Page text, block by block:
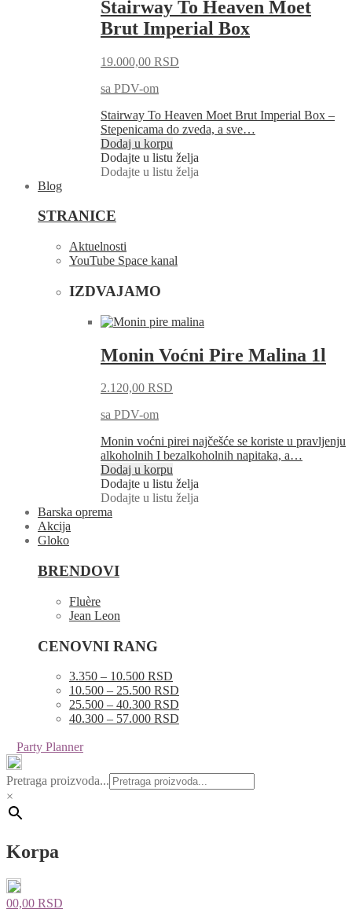
Stairway To Heaven Moet
Brut Imperial Box
19.000,00 RSD
sa PDV-om
Stairway To Heaven Moet Brut Imperial Box –
Stepenicama do zveda, a sve…
Dodaj u korpu
Dodajte u listu želja
Dodajte u listu želja
Blog
STRANICE
Aktuelnosti
YouTube Space kanal
IZDVAJAMO
Monin Voćni Pire Malina 1l
2.120,00 RSD
sa PDV-om
Monin voćni pirei najčešće se koriste u pravljenju
alkoholnih I bezalkoholnih napitaka, a…
Dodaj u korpu
Dodajte u listu želja
Dodajte u listu želja
Barska oprema
Akcija
Gloko
BRENDOVI
Fluère
Jean Leon
CENOVNI RANG
3.350 – 10.500 RSD
10.500 – 25.500 RSD
25.500 – 40.300 RSD
40.300 – 57.000 RSD
Party Planner
Pretraga proizvoda...
×
Korpa
00,00 RSD